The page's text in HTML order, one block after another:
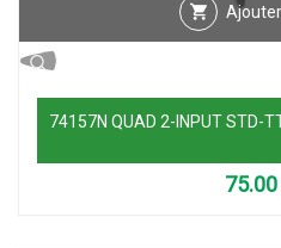
74157N QUAD 2-INPUT STD-